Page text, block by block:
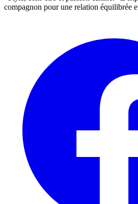
compagnon pour une relation équilibrée